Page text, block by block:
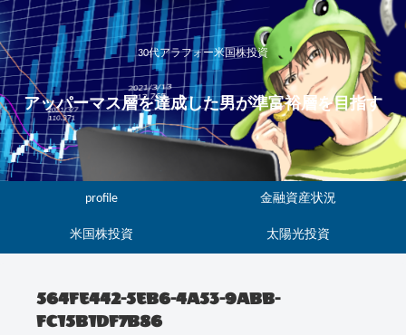
30代アラフォー米国株投資
アッパーマス層を達成した男が準富裕層を目指す
profile 金融資産状況
米国株投資 太陽光投資
564FE442-5EB6-4A53-9ABB-
FC15B1DF7B86